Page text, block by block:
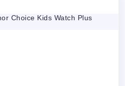
Choice Kids Watch Plus